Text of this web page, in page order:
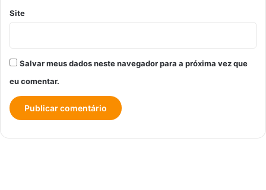
Site
Salvar meus dados neste navegador para a próxima vez que
eu comentar.